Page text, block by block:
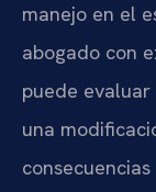
manejo en el
abogado con
puede
una